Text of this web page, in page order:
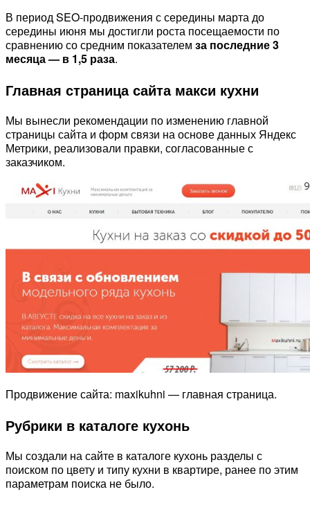
В период SEO-продвижения с середины марта до
середины июня мы достигли роста посещаемости по
сравнению со средним показателем за последние 3
месяца — в 1,5 раза.
Главная страница сайта макси кухни
Мы вынесли рекомендации по изменению главной
страницы сайта и форм связи на основе данных Яндекс
Метрики, реализовали правки, согласованные с
заказчиком.
Продвижение сайта: maxikuhni — главная страница.
Рубрики в каталоге кухонь
Мы создали на сайте в каталоге кухонь разделы с
поиском по цвету и типу кухни в квартире, ранее по этим
параметрам поиска не было.